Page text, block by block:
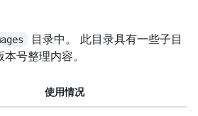
目录中。 此目录具有一些子目
号整理内容。
使用情况